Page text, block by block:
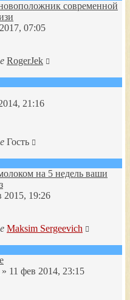
современной
07:05
RogerJek
21:16
Гость
на 5 недель ваши
2015, 19:26
Maksim Sergeevich
» 11 фев 2014, 23:15